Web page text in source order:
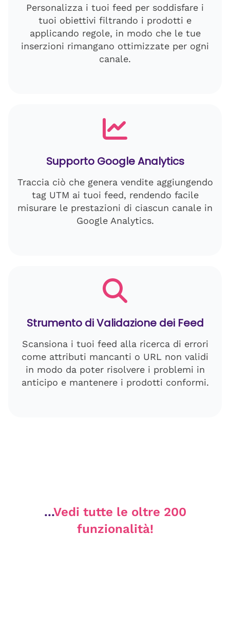
Personalizza i tuoi feed per soddisfare i
tuoi obiettivi filtrando i prodotti e
applicando regole, in modo che le tue
inserzioni rimangano ottimizzate per ogni
canale.
Supporto Google Analytics
Traccia ciò che genera vendite aggiungendo
tag UTM ai tuoi feed, rendendo facile
misurare le prestazioni di ciascun canale in
Google Analytics.
Strumento di Validazione dei Feed
Scansiona i tuoi feed alla ricerca di errori
come attributi mancanti o URL non validi
in modo da poter risolvere i problemi in
anticipo e mantenere i prodotti conformi.
...Vedi tutte le oltre 200
funzionalità!